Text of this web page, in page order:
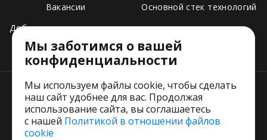
Вакансии
Добавить свое заведение
Тарифы
Основной стек технологий
Пользовательское соглашение
Мы заботимся о вашей
конфиденциальности
Мы используем файлы cookie, чтобы сделать
наш сайт удобнее для вас. Продолжая
использование сайта, вы соглашаетесь
с нашей Политикой в отношении файлов
cookie